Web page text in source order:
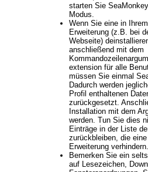
starten Sie
Modus.
Wenn Sie eine in
Erweiterung (z.B. bei
Webseite)
anschließend mit dem
extension für alle
müssen Sie einmal
Dadurch werden
Profil enthaltenen
zurückgesetzt.
Installation mit dem
werden. Tun Sie dies
Einträge in der Liste
zurückbleiben, die
Erweiterung verhindern.
Bemerken Sie ein
auf Lesezeichen,